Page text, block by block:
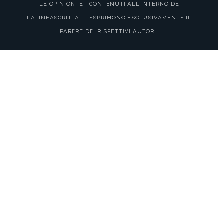
LE OPINIONI E I CONTENUTI ALL'INTERNO DE
LALINEASCRITTA.IT ESPRIMONO ESCLUSIVAMENTE IL
PARERE DEI RISPETTIVI AUTORI.